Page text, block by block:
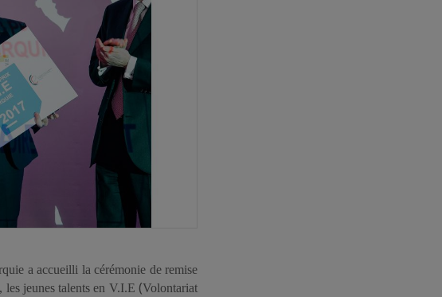
a accueilli la cérémonie de remise
jeunes talents en V.I.E (Volontariat